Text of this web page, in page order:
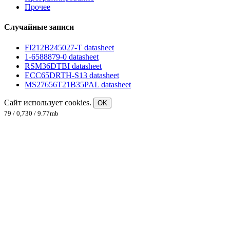
Прочее
Случайные записи
FI212B245027-T datasheet
1-6588879-0 datasheet
RSM36DTBI datasheet
ECC65DRTH-S13 datasheet
MS27656T21B35PAL datasheet
Сайт использует cookies.
OK
79 / 0,730 / 9.77mb